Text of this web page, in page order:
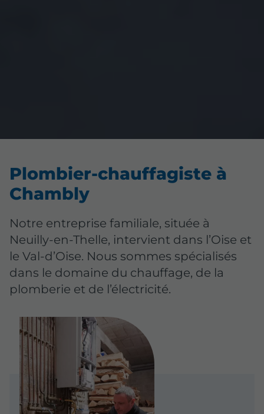
Plombier-chauffagiste à
Chambly
Notre entreprise familiale, située à
Neuilly-en-Thelle, intervient dans l’Oise et
le Val-d’Oise. Nous sommes spécialisés
dans le domaine du chauffage, de la
plomberie et de l’électricité.